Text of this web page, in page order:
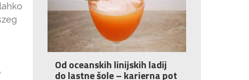
Od oceanskih linijskih ladij
do lastne šole – karierna pot